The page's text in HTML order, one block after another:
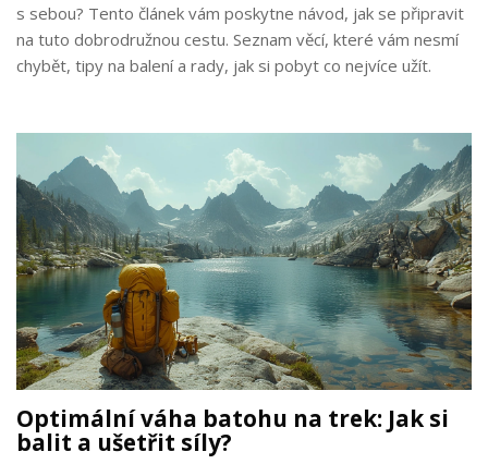
s sebou? Tento článek vám poskytne návod, jak se připravit
na tuto dobrodružnou cestu. Seznam věcí, které vám nesmí
chybět, tipy na balení a rady, jak si pobyt co nejvíce užít.
Optimální váha batohu na trek: Jak si
balit a ušetřit síly?